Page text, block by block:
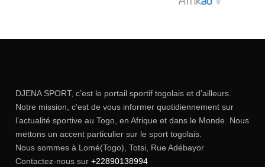
DJENA SPORT, c’est le portail sportif togolais et d’ailleurs.
Notre mission, c’est de vous informer quotidiennement sur
l’actualité sportive au Togo, en Afrique et dans le Monde. Nous
mettons un accent particulier sur le sport togolais.
Nous sommes à Lomé(Togo), Totsi, Rue Adébayor
Contactez-nous sur +22890138994